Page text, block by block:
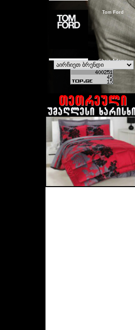
Tom Ford
Chris Adams
Van Cleef
Maison Francis...